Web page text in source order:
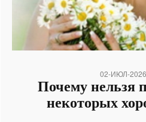
02-ИЮЛ-
Почему нельзя
некоторых